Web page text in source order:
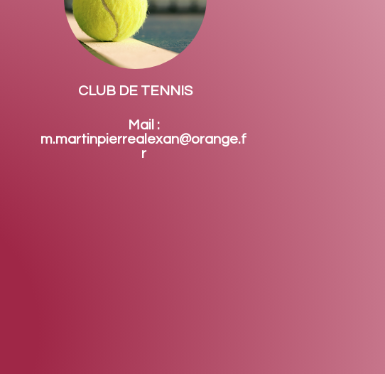
CLUB DE TENNIS
Mail :
m.martinpierrealexan@orange.f
r